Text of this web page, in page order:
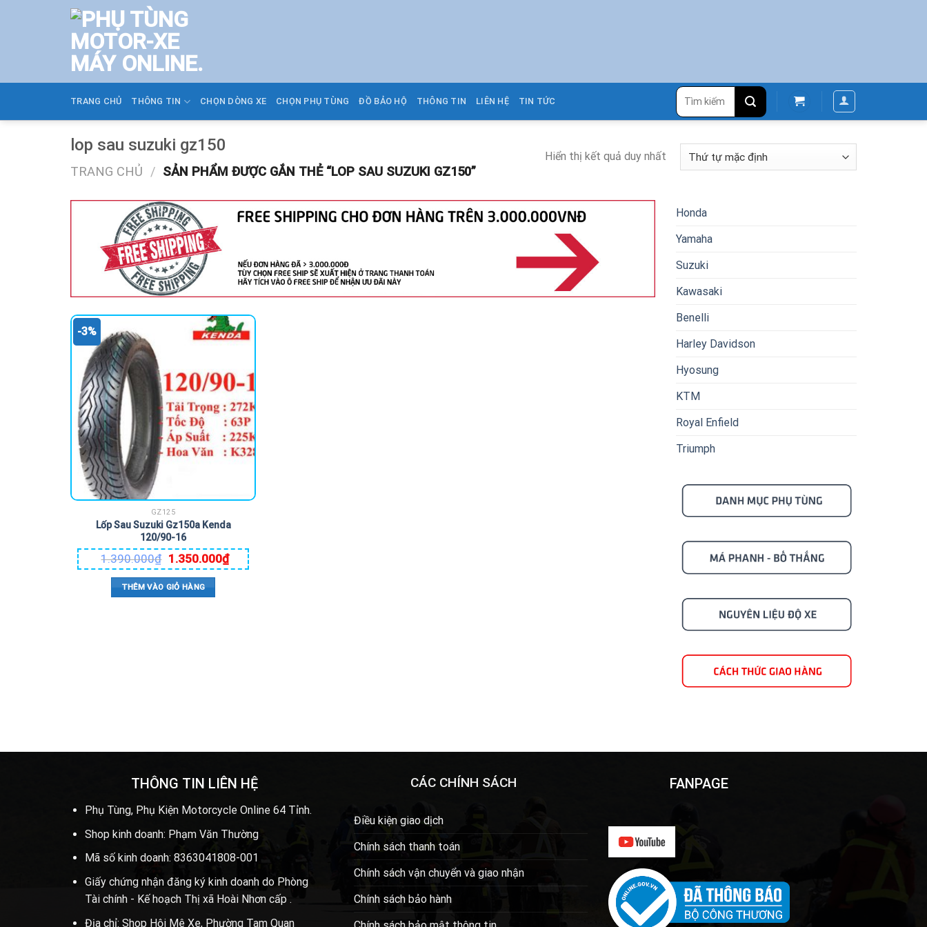
TRANG CHỦ THÔNG TIN CHỌN DÒNG XE CHỌN PHỤ TÙNG ĐỒ BẢO HỘ THÔNG TIN LIÊN HỆ TIN TỨC
Tìm
kiếm:
lop sau suzuki gz150
TRANG CHỦ / SẢN PHẨM ĐƯỢC GẮN THẺ “LOP SAU SUZUKI GZ150”
Hiển thị kết quả duy nhất
-3%
GZ125
Lốp Sau Suzuki Gz150a Kenda
120/90-16
1.390.000₫ 1.350.000₫
THÊM VÀO GIỎ HÀNG
Honda
Yamaha
Suzuki
Kawasaki
Benelli
Harley Davidson
Hyosung
KTM
Royal Enfield
Triumph
THÔNG TIN LIÊN HỆ
Phụ Tùng, Phụ Kiện Motorcycle Online 64 Tỉnh.
Shop kinh doanh: Phạm Văn Thường
Mã số kinh doanh: 8363041808-001
Giấy chứng nhận đăng ký kinh doanh do Phòng
Tài chính - Kế hoạch Thị xã Hoài Nhơn cấp .
Địa chỉ: Shop Hội Mê Xe, Phường Tam Quan
CÁC CHÍNH SÁCH
Điều kiện giao dịch
Chính sách thanh toán
Chính sách vận chuyển và giao nhận
Chính sách bảo hành
FANPAGE